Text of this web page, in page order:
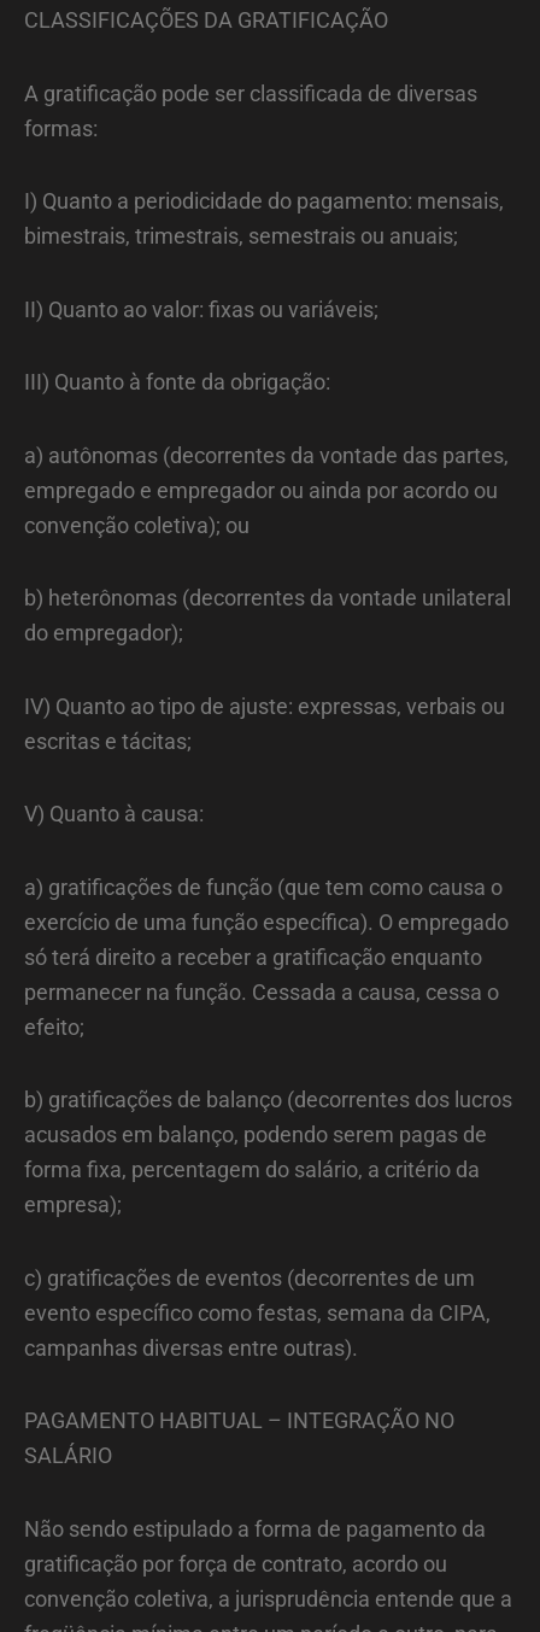
CLASSIFICAÇÕES DA GRATIFICAÇÃO
A gratificação pode ser classificada de diversas
formas:
I) Quanto a periodicidade do pagamento: mensais,
bimestrais, trimestrais, semestrais ou anuais;
II) Quanto ao valor: fixas ou variáveis;
III) Quanto à fonte da obrigação:
a) autônomas (decorrentes da vontade das partes,
empregado e empregador ou ainda por acordo ou
convenção coletiva); ou
b) heterônomas (decorrentes da vontade unilateral
do empregador);
IV) Quanto ao tipo de ajuste: expressas, verbais ou
escritas e tácitas;
V) Quanto à causa:
a) gratificações de função (que tem como causa o
exercício de uma função específica). O empregado
só terá direito a receber a gratificação enquanto
permanecer na função. Cessada a causa, cessa o
efeito;
b) gratificações de balanço (decorrentes dos lucros
acusados em balanço, podendo serem pagas de
forma fixa, percentagem do salário, a critério da
empresa);
c) gratificações de eventos (decorrentes de um
evento específico como festas, semana da CIPA,
campanhas diversas entre outras).
PAGAMENTO HABITUAL – INTEGRAÇÃO NO
SALÁRIO
Não sendo estipulado a forma de pagamento da
gratificação por força de contrato, acordo ou
convenção coletiva, a jurisprudência entende que a